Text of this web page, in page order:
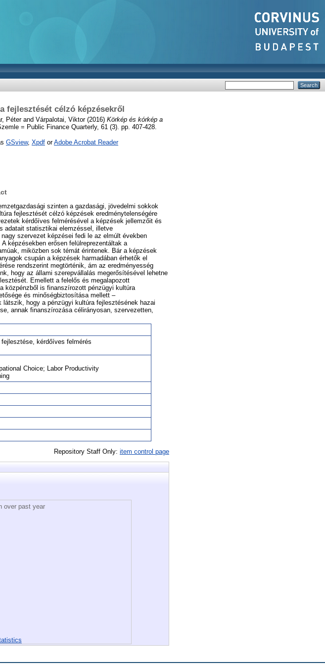
fejlesztését célzó képzésekről
Péterand Várpalotai, Viktor(2016) Körkép és kórkép a
= Public Finance Quarterly, 61 (3). pp. 407-428.
GSview, Xpdf orAdobe Acrobat Reader
szinten a gazdasági, jövedelmi sokkok
fejlesztését célzó képzések eredménytelenségére
kérdőíves felmérésével a képzések jellemzőit és
adatait statisztikai elemzéssel, illetve
szervezet képzései fedi le az elmúlt években
képzésekben erősen felülreprezentáltak a
miközben sok témát érintenek. Bár a képzések
csupán a képzések harmadában érhetők el
rendszerint megtörténik, ám az eredményesség
hogy az állami szerepvállalás megerősítésével lehetne
Emellett a felelős és megalapozott
közpénzből is finanszírozott pénzügyi kultúra
és minőségbiztosítása mellett –
hogy a pénzügyi kultúra fejlesztésének hazai
annak finanszírozása célirányosan, szervezetten,
kérdőíves felmérés
Choice; Labor Productivity
Repository Staff Only: item control page
over past year